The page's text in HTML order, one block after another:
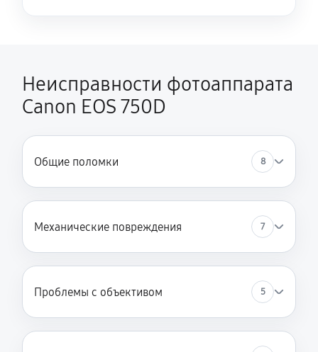
Неисправности фотоаппарата
Canon EOS 750D
Общие поломки 8
Механические повреждения 7
Проблемы с объективом 5